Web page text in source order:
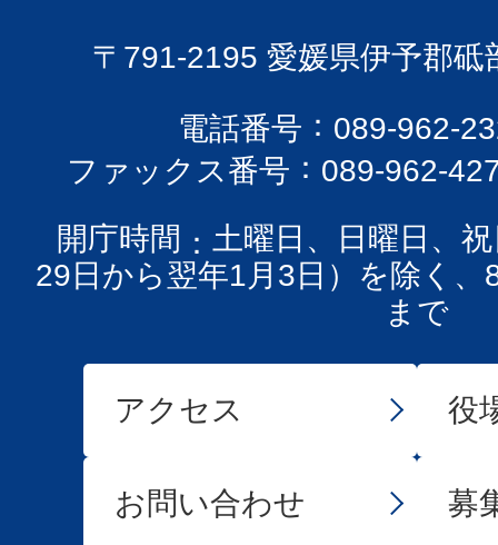
〒791-2195 愛媛県伊予郡砥
電話番号
089-962-
ファックス番号
089-962-
開庁時間
土曜日、日曜日、
29日から翌年1月3日）を除く、
まで
アクセス 役
お問い合わせ 募